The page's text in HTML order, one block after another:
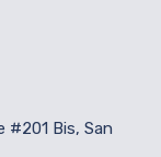
#201 Bis, San